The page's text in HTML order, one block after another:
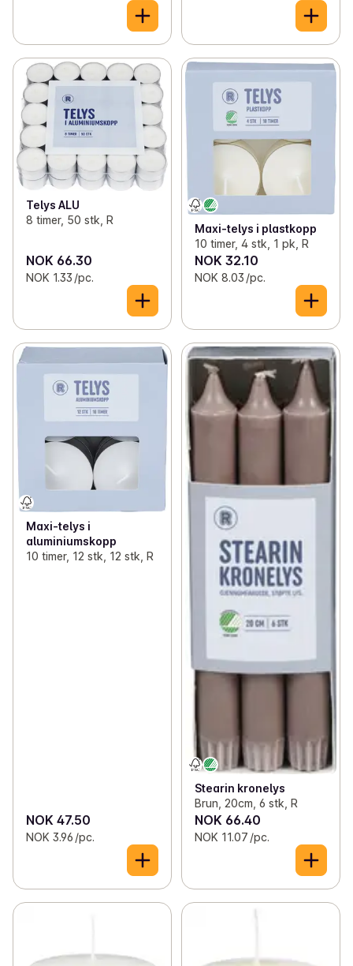
Telys ALU
8 timer, 50 stk, R
NOK 66.30
NOK 1.33 /pc.
Maxi-telys i plastkopp
10 timer, 4 stk, 1 pk, R
NOK 32.10
NOK 8.03 /pc.
Maxi-telys i
aluminiumskopp
10 timer, 12 stk, 12 stk, R
NOK 47.50
NOK 3.96 /pc.
Stearin kronelys
Brun, 20cm, 6 stk, R
NOK 66.40
NOK 11.07 /pc.